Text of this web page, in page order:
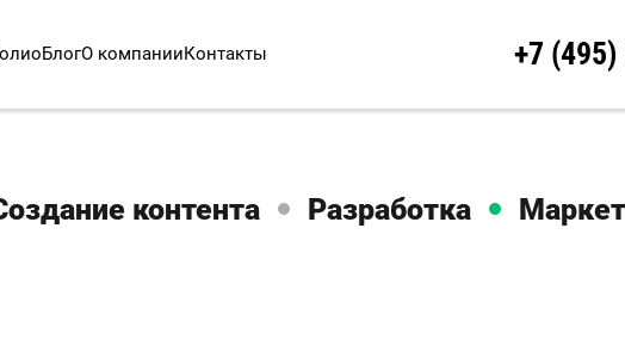
БлогО компанииКонтакты +7
контента Разработка